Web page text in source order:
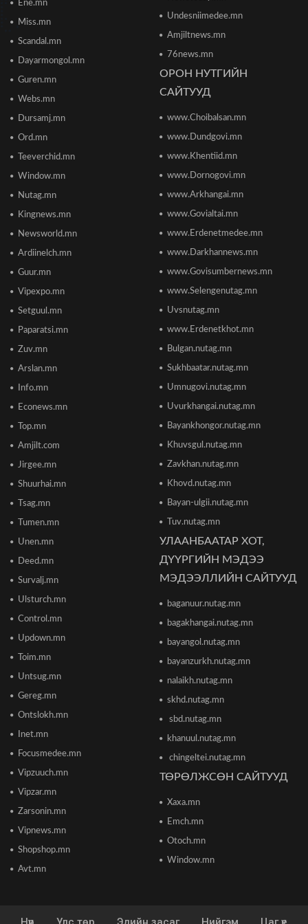
Сонсголгүй төрийн СОНСГОЛ-2
2026/06/19 10:17
Сонсголгүй төрийн СОНСГОЛ-2
Монгол Улсын дэлхийд өрсөлдөх чадвар 75
улсаас 67-рт бичигджээ
ТӨВҮҮДИЙН БАЙРШИЛ
2026/06/17 12:20
Отгонтэнгэр хайрханы тахилгад оролцохоор
ирж буй иргэдийн анхааралд
2026/06/16 15:28
Парламент хар тамхины хэргийн ялын
2026/06/16 15:49
Ши Жиньпин Монголд айлчилна
"The MongolZ" баг IEM Cologne Major-2026
тэмцээнийг гуравдугаар шатнаас өндөрлүүллээ
ТЦА: Согтуугаар автомашин жолоодож долоон
тээврийн хэрэгсэл мөргөсөн этгээдийг
2026/06/16 12:47
өсөлтийн төсөөллөө бууруулжээ
Европын Төв банк 2023 оноос хойш анх удаа
бодлогын хүүгээ өсгөжээ
2026/06/12 15:05
цацаж байгаа тул 10-14 хоног ойд чөлөөт
цагаа өнгөрөөхгүй байхыг зөвлөв
Улаанбаатар хотын инженер хангамжийн
Ene.mn
Miss.mn
Scandal.mn
Dayarmongol.mn
Guren.mn
Webs.mn
Dursamj.mn
Ord.mn
Teeverchid.mn
Window.mn
Nutag.mn
Kingnews.mn
Newsworld.mn
Ardiinelch.mn
Guur.mn
Vipexpo.mn
Setguul.mn
Paparatsi.mn
Zuv.mn
Arslan.mn
Info.mn
Econews.mn
Top.mn
Amjilt.com
Jirgee.mn
Shuurhai.mn
Tsag.mn
Tumen.mn
Unen.mn
Deed.mn
Survalj.mn
Ulsturch.mn
Control.mn
Updown.mn
Toim.mn
Untsug.mn
Gereg.mn
Ontslokh.mn
Inet.mn
Focusmedee.mn
Vipzuuch.mn
Vipzar.mn
Zarsonin.mn
Vipnews.mn
Shopshop.mn
Avt.mn
Undesniimedee.mn
Amjiltnews.mn
76news.mn
ОРОН НУТГИЙН
САЙТУУД
www.Choibalsan.mn
www.Dundgovi.mn
www.Khentiid.mn
www.Dornogovi.mn
www.Arkhangai.mn
www.Govialtai.mn
www.Erdenetmedee.mn
www.Darkhannews.mn
www.Govisumbernews.mn
www.Selengenutag.mn
Uvsnutag.mn
www.Erdenetkhot.mn
Bulgan.nutag.mn
Sukhbaatar.nutag.mn
Umnugovi.nutag.mn
Uvurkhangai.nutag.mn
Bayankhongor.nutag.mn
Khuvsgul.nutag.mn
Zavkhan.nutag.mn
Khovd.nutag.mn
Bayan-ulgii.nutag.mn
Tuv.nutag.mn
УЛААНБААТАР ХОТ,
ДҮҮРГИЙН МЭДЭЭ
МЭДЭЭЛЛИЙН САЙТУУД
baganuur.nutag.mn
bagakhangai.nutag.mn
bayangol.nutag.mn
bayanzurkh.nutag.mn
nalaikh.nutag.mn
skhd.nutag.mn
sbd.nutag.mn
khanuul.nutag.mn
chingeltei.nutag.mn
ТӨРӨЛЖСӨН САЙТУУД
Xaxa.mn
Emch.mn
Otoch.mn
Window.mn